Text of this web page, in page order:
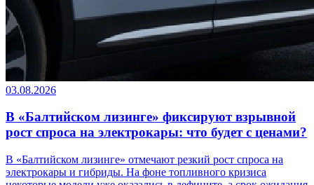
03.08.2026
В «Балтийском лизинге» фиксируют взрывной
рост спроса на электрокары: что будет с ценами?
В «Балтийском лизинге» отмечают резкий рост спроса на
электрокары и гибриды. На фоне топливного кризиса